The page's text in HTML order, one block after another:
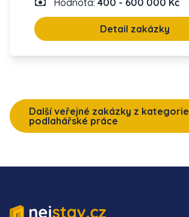
Hodnota: 400 - 600 000 Kč
Detail zakázky
Další veřejné zakázky z kategorie
podlahářské práce